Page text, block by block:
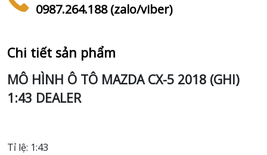
0987.264.188 (zalo/viber)
Chi tiết sản phẩm
MÔ HÌNH Ô TÔ MAZDA CX-5 2018 (GHI)
1:43 DEALER
Tỉ lệ: 1:43